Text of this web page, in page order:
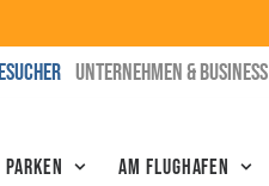
UNTERNEHMEN & BUSINESS
Parken Am Flughafen